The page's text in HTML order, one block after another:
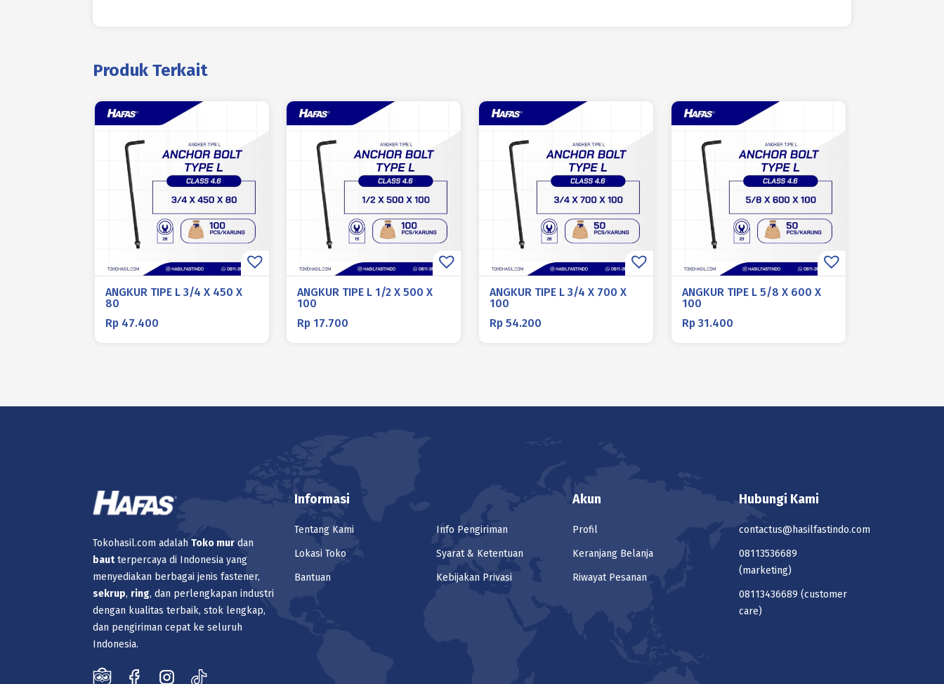
Produk Terkait
ANGKUR TIPE L 3/4 X 450 X
80
Rp 47.400
ANGKUR TIPE L 1/2 X 500 X
100
Rp 17.700
ANGKUR TIPE L 3/4 X 700 X
100
Rp 54.200
ANGKUR TIPE L 5/8 X 600 X
100
Rp 31.400
Tokohasil.com adalah Toko mur dan
bautterpercaya di Indonesia yang
menyediakan berbagai jenis fastener,
sekrup, ring, dan perlengkapan industri
dengan kualitas terbaik, stok lengkap,
dan pengiriman cepat ke seluruh
Indonesia.
Informasi
Tentang Kami
Lokasi Toko
Bantuan
Info Pengiriman
Syarat & Ketentuan
Kebijakan Privasi
Akun
Profil
Keranjang Belanja
Riwayat Pesanan
Hubungi Kami
contactus@hasilfastindo.com
08113536689
(marketing)
08113436689 (customer
care)